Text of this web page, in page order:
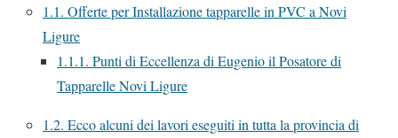
1.1. Offerte per Installazione tapparelle in PVC a Novi
Ligure
1.1.1. Punti di Eccellenza di Eugenio il Posatore di
Tapparelle Novi Ligure
1.2. Ecco alcuni dei lavori eseguiti in tutta la provincia di